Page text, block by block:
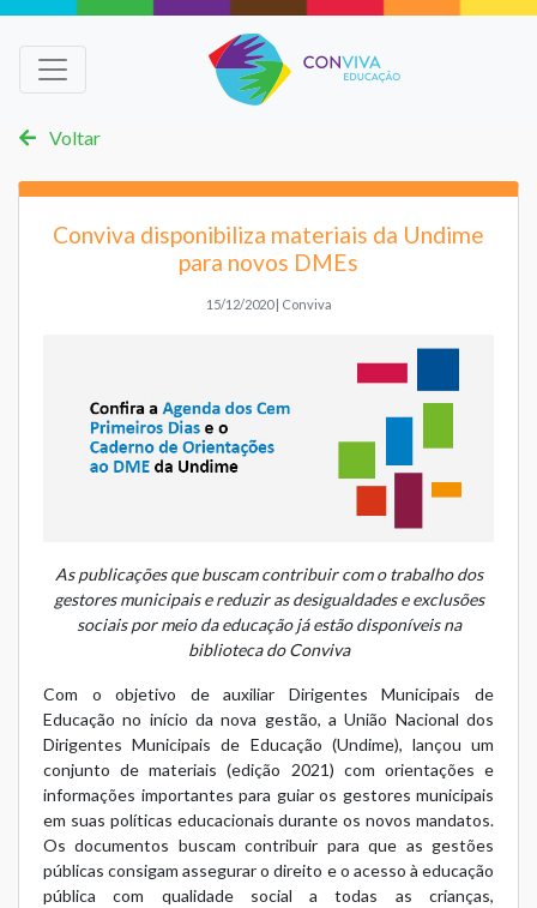
Voltar
Conviva disponibiliza materiais da Undime
para novos DMEs
15/12/2020 | Conviva
As publicações que buscam contribuir com o trabalho dos
gestores municipais e reduzir as desigualdades e exclusões
sociais por meio da educação já estão disponíveis na
biblioteca do Conviva
Com o objetivo de auxiliar Dirigentes Municipais de
Educação no início da nova gestão, a União Nacional dos
Dirigentes Municipais de Educação (Undime), lançou um
conjunto de materiais (edição 2021) com orientações e
informações importantes para guiar os gestores municipais
em suas políticas educacionais durante os novos mandatos.
Os documentos buscam contribuir para que as gestões
públicas consigam assegurar o direito e o acesso à educação
pública com qualidade social a todas as crianças,